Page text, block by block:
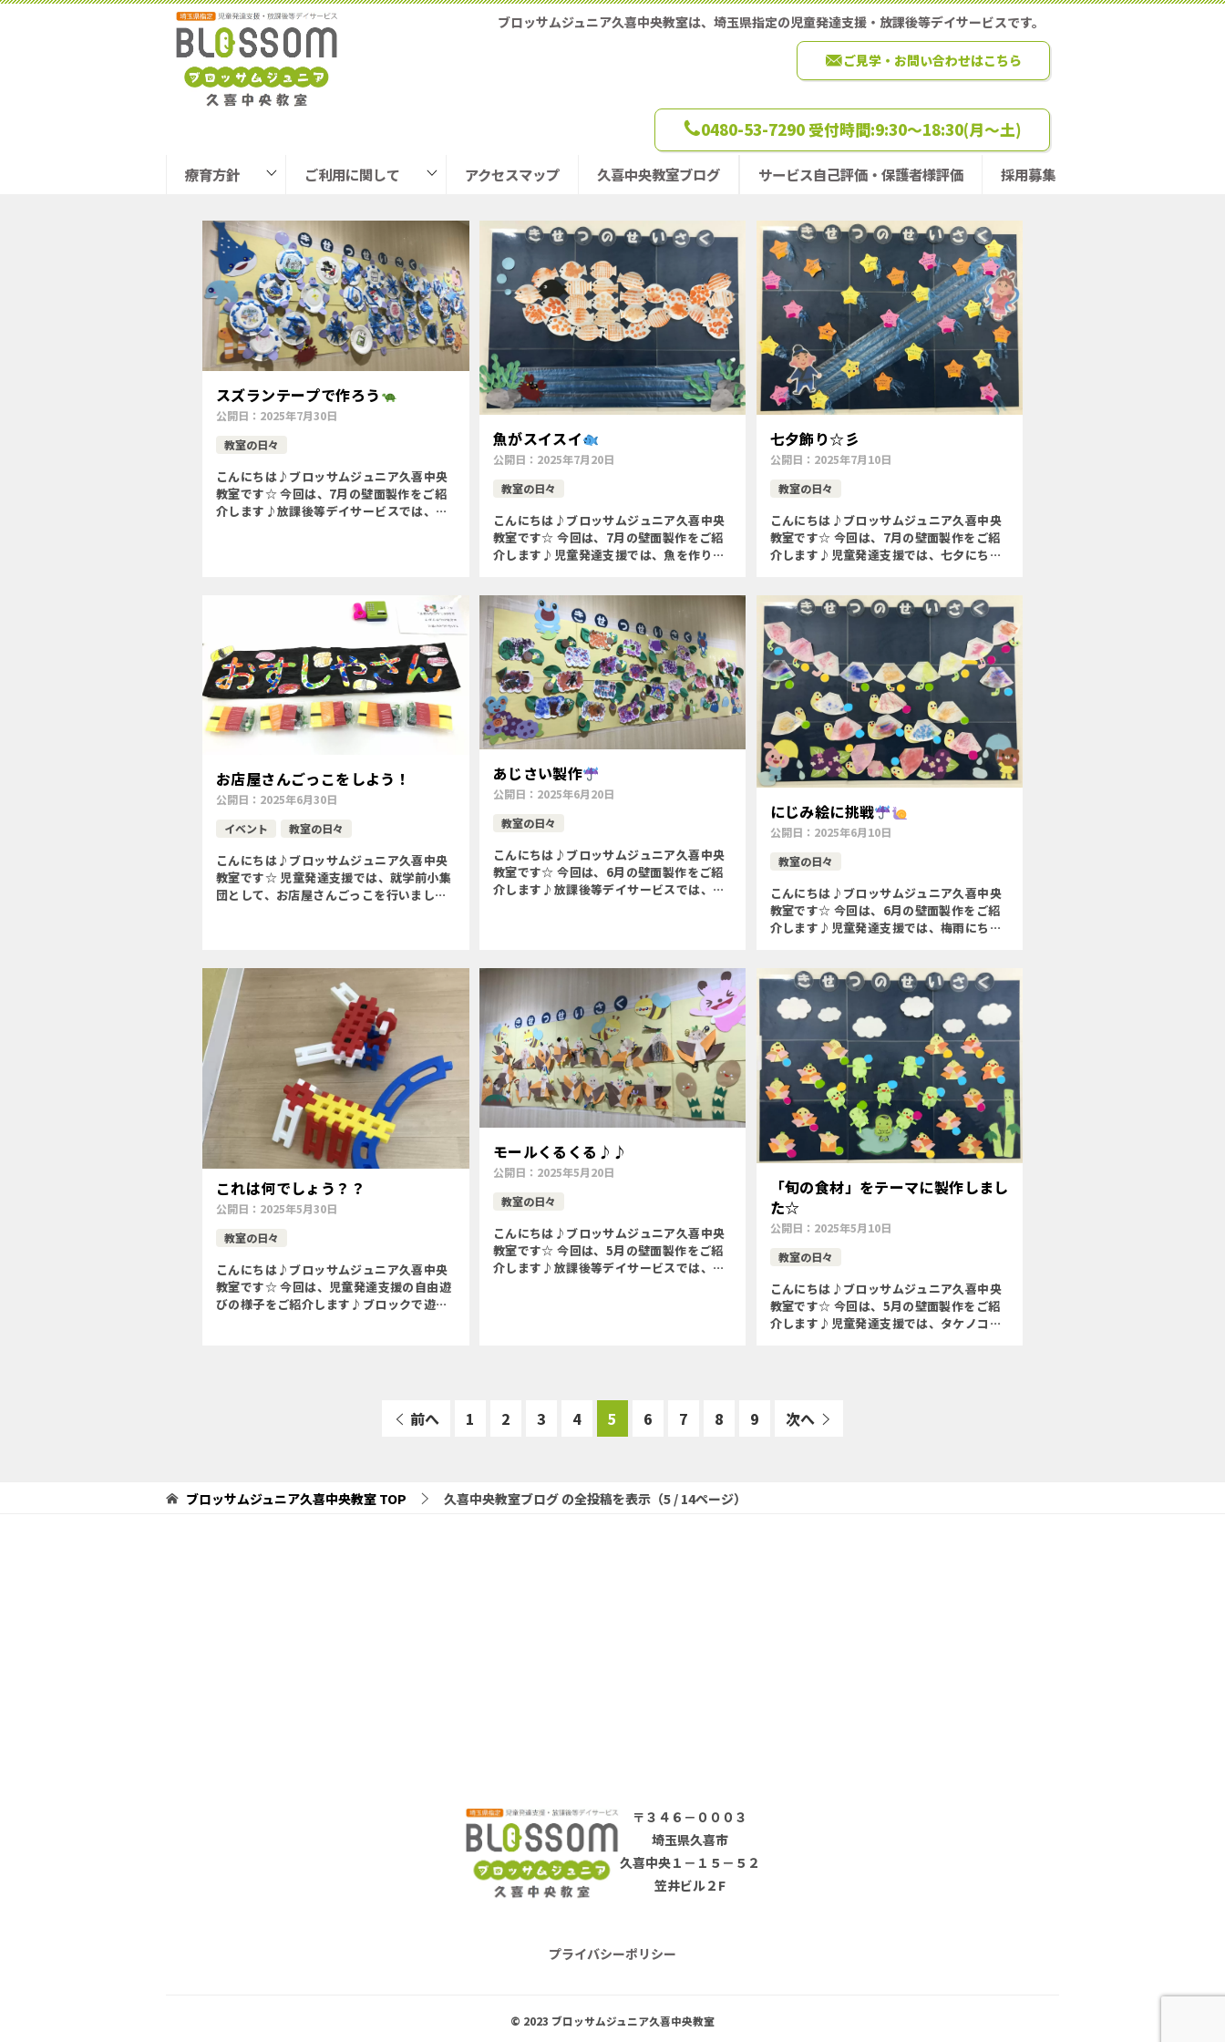
ブロッサムジュニア久喜中央教室は、埼玉県指定の児童発達支援・放課後等デイサービスです。
ご見学・お問い合わせはこちら
0480-53-7290 受付時間:9:30～18:30(月～土)
療育方針 ご利用に関して アクセスマップ 久喜中央教室ブログ サービス自己評価・保護者様評価 採用募集
スズランテープで作ろう
公開日： 2025年7月30日
教室の日々
こんにちは♪ブロッサムジュニア久喜中央
教室です☆ 今回は、7月の壁面製作をご紹
介します♪放課後等デイサービスでは、亀
魚がスイスイ
公開日： 2025年7月20日
教室の日々
こんにちは♪ブロッサムジュニア久喜中央
教室です☆ 今回は、7月の壁面製作をご紹
介します♪児童発達支援では、魚を作りま
(スポンジローラー等を使う […]
七夕飾り☆彡
公開日： 2025年7月10日
教室の日々
こんにちは♪ブロッサムジュニア久喜中央
教室です☆ 今回は、7月の壁面製作をご紹
介します♪児童発達支援では、七夕にちな
選んで、伝える […]
お店屋さんごっこをしよう！
公開日： 2025年6月30日
イベント
教室の日々
こんにちは♪ブロッサムジュニア久喜中央
教室です☆ 児童発達支援では、就学前小集
団として、お店屋さんごっこを行いました
あじさい製作
公開日： 2025年6月20日
教室の日々
こんにちは♪ブロッサムジュニア久喜中央
教室です☆ 今回は、6月の壁面製作をご紹
介します♪放課後等デイサービスでは、梅
にじみ絵に挑戦
公開日： 2025年6月10日
教室の日々
こんにちは♪ブロッサムジュニア久喜中央
教室です☆ 今回は、6月の壁面製作をご紹
介します♪児童発達支援では、梅雨にちな
形を選んで、伝 […]
これは何でしょう？？
公開日： 2025年5月30日
教室の日々
こんにちは♪ブロッサムジュニア久喜中央
教室です☆ 今回は、児童発達支援の自由遊
びの様子をご紹介します♪ブロックで遊び
モールくるくる♪♪
公開日： 2025年5月20日
教室の日々
こんにちは♪ブロッサムジュニア久喜中央
教室です☆ 今回は、5月の壁面製作をご紹
介します♪放課後等デイサービスでは、タ
「旬の食材」をテーマに製作しまし
た☆
公開日： 2025年5月10日
教室の日々
こんにちは♪ブロッサムジュニア久喜中央
教室です☆ 今回は、5月の壁面製作をご紹
介します♪児童発達支援では、タケノコと
前へ 1 2 3 4 5 6 7 8 9 次へ
ブロッサムジュニア久喜中央教室 TOP 久喜中央教室ブログ の全投稿を表示（5 / 14ページ）
〒３４６－０００３
埼玉県久喜市
久喜中央１－１５－５２
笠井ビル２F
プライバシーポリシー
© 2023 ブロッサムジュニア久喜中央教室